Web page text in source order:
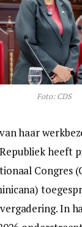
Foto: CDS
haar
heeft
Congres
In